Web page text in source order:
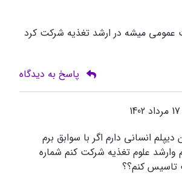
عمومی میشه در ارشد تغذیه شرکت کرد
پاسخ به دیدگاه
17 مرداد 1402
انسانی دارم اگر با سوابق برم
علوم تغذیه شرکت کنم شماره
تاسیس کنم؟؟